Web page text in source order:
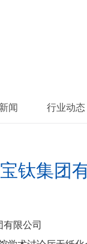
闻 行业动态
宝钛集团
有限公司